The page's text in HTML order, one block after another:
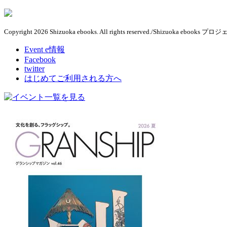
Copyright 2026 Shizuoka ebooks. All rights reserved./Shizuoka ebooks プロジ
Event e情報
Facebook
twitter
はじめてご利用される方へ